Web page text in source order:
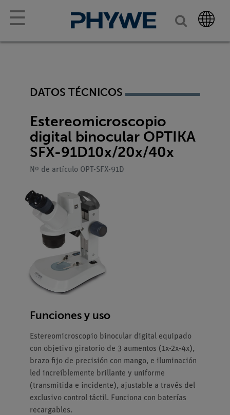
☰
DATOS TÉCNICOS
Estereomicroscopio
digital binocular OPTIKA
SFX-91D10x/20x/40x
Nº de artículo OPT-SFX-91D
Funciones y uso
Estereomicroscopio binocular digital equipado
con objetivo giratorio de 3 aumentos (1x-2x-4x),
brazo fijo de precisión con mango, e iluminación
led increíblemente brillante y uniforme
(transmitida e incidente), ajustable a través del
exclusivo control táctil. Funciona con baterías
recargables.